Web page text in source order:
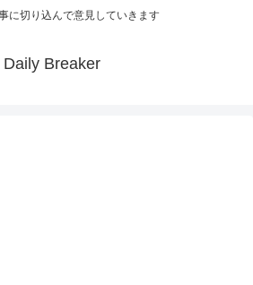
に切り込んで意見していきます
Daily Breaker